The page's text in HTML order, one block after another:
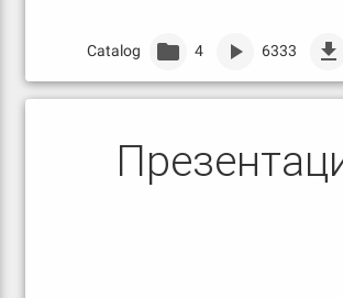
Catalog 4 6333